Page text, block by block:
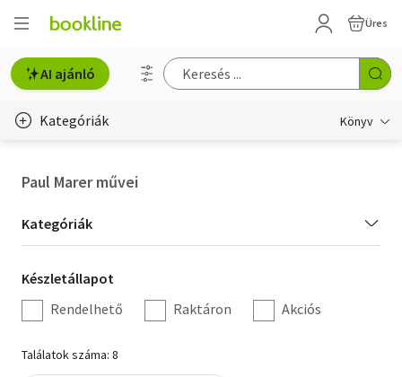
Üres
AI ajánló
Kategóriák Könyv
Hobbi, szabadidő
Irodalom
Művészet
Paul Marer művei
Kategória
szűrés
Kategóriák
Készletállapot
szűrés
Készletállapot
Rendelhető
Raktáron Akciós
Találatok száma: 8